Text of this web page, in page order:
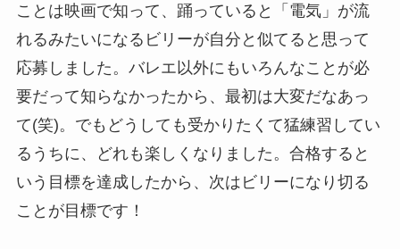
ことは映画で知って、踊っていると「電気」が流
れるみたいになるビリーが自分と似てると思って
応募しました。バレエ以外にもいろんなことが必
要だって知らなかったから、最初は大変だなあっ
て(笑)。でもどうしても受かりたくて猛練習してい
るうちに、どれも楽しくなりました。合格すると
いう目標を達成したから、次はビリーになり切る
ことが目標です！